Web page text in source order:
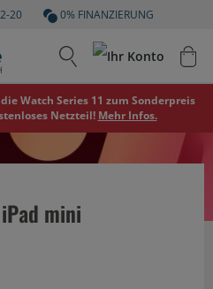
20 0% FINANZIERUNG
Watch Series 11 zum Sonderpreis
Netzteil! Mehr Infos.
mini